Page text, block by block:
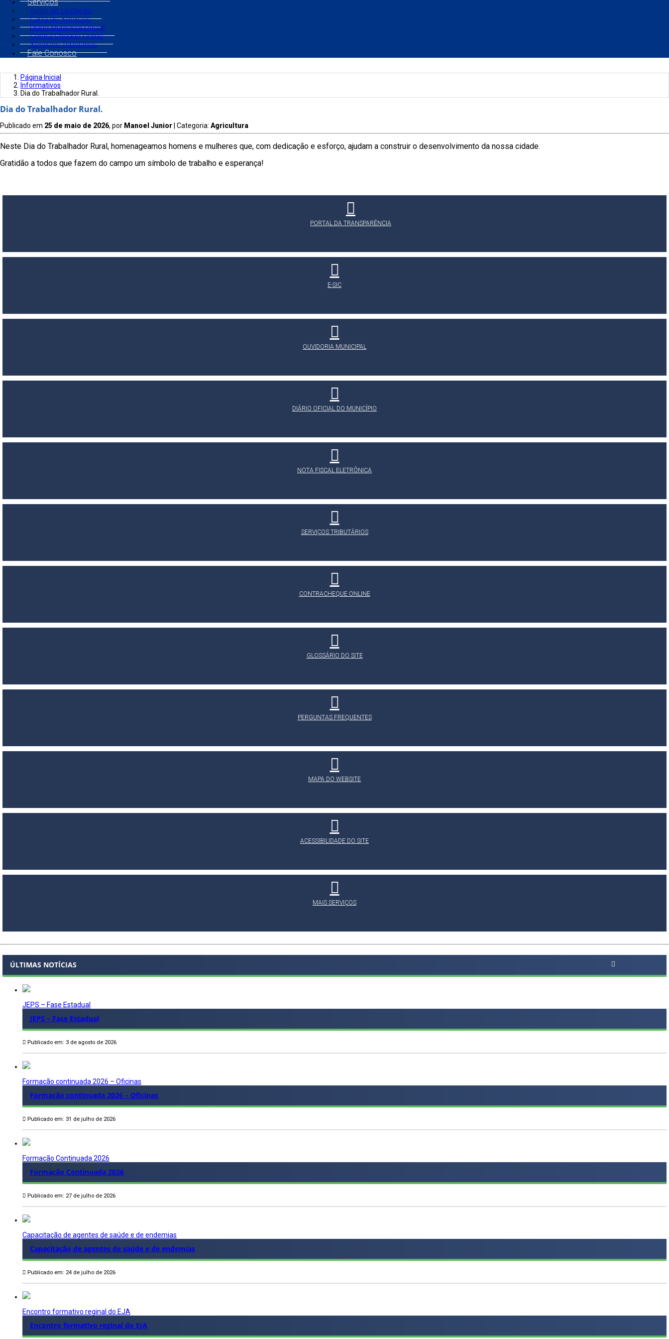
Aviso de Licitação
Carta de Serviços
Diário Municipal Oficial
Contra Cheque Online
Serviços Tributários
Fale Conosco
Página Inicial
Informativos
Dia do Trabalhador Rural.
Dia do Trabalhador Rural.
Publicado em 25 de maio de 2026, por Manoel Junior | Categoria: Agricultura
Neste Dia do Trabalhador Rural, homenageamos homens e mulheres que, com dedicação e esforço, ajudam a construir o desenvolvimento da nossa cidade.
Gratidão a todos que fazem do campo um símbolo de trabalho e esperança!
PORTAL DA TRANSPARÊNCIA
E-SIC
OUVIDORIA MUNICIPAL
DIÁRIO OFICIAL DO MUNICÍPIO
NOTA FISCAL ELETRÔNICA
SERVIÇOS TRIBUTÁRIOS
CONTRACHEQUE ONLINE
GLOSSÁRIO DO SITE
PERGUNTAS FREQUENTES
MAPA DO WEBSITE
ACESSIBILIDADE DO SITE
MAIS SERVIÇOS
ÚLTIMAS NOTÍCIAS
JEPS – Fase Estadual
JEPS – Fase Estadual
Publicado em: 3 de agosto de 2026
Formação continuada 2026 – Oficinas
Formação continuada 2026 – Oficinas
Publicado em: 31 de julho de 2026
Formação Continuada 2026
Formação Continuada 2026
Publicado em: 27 de julho de 2026
Capacitação de agentes de saúde e de endemias
Capacitação de agentes de saúde e de endemias
Publicado em: 24 de julho de 2026
Encontro formativo reginal do EJA
Encontro formativo reginal do EJA